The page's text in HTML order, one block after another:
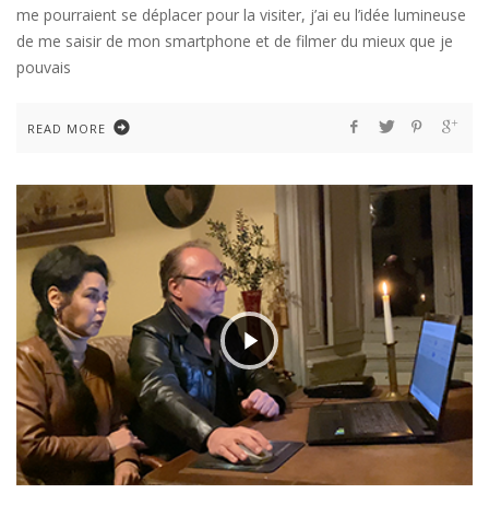
me pourraient se déplacer pour la visiter, j’ai eu l’idée lumineuse
de me saisir de mon smartphone et de filmer du mieux que je
pouvais
READ MORE